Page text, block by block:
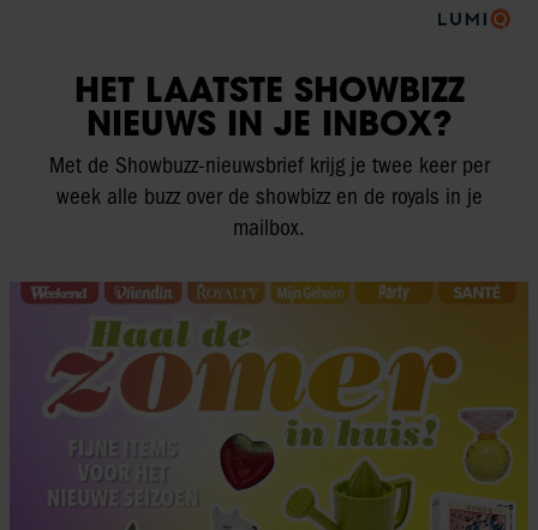
HET LAATSTE SHOWBIZZ
NIEUWS IN JE INBOX?
Met de Showbuzz-nieuwsbrief krijg je twee keer per
week alle buzz over de showbizz en de royals in je
mailbox.